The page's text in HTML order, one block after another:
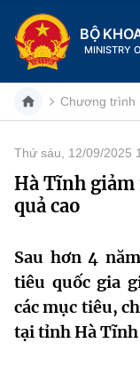
BỘ
MINISTRY
Danh mục
Trang chủ
Giới thiệu
Chức năng
Cơ cấu tổ chức
Tin tức sự kiện
Khoa học và
Dịch vụ công
Chương trình
Thứ sáu, 12/09/2025
Hà Tĩnh giảm
quả cao
Sau hơn 4
tiêu quốc gia
các mục tiêu,
tại tỉnh Hà Tĩnh